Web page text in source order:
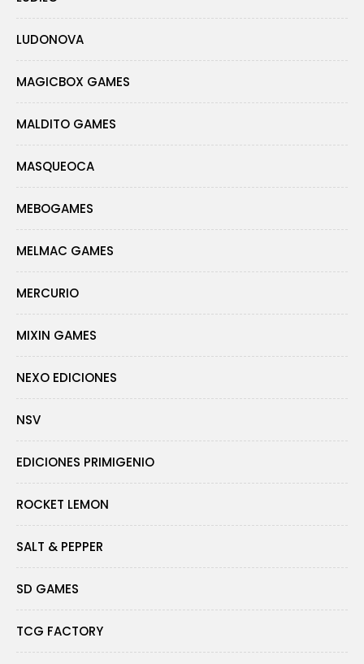
LUDONOVA
MAGICBOX GAMES
MALDITO GAMES
MASQUEOCA
MEBOGAMES
MELMAC GAMES
MERCURIO
MIXIN GAMES
NEXO EDICIONES
NSV
EDICIONES PRIMIGENIO
ROCKET LEMON
SALT & PEPPER
SD GAMES
TCG FACTORY